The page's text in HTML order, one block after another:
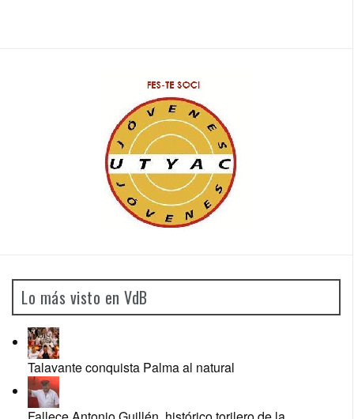
Lo más visto en VdB
Talavante conquista Palma al natural